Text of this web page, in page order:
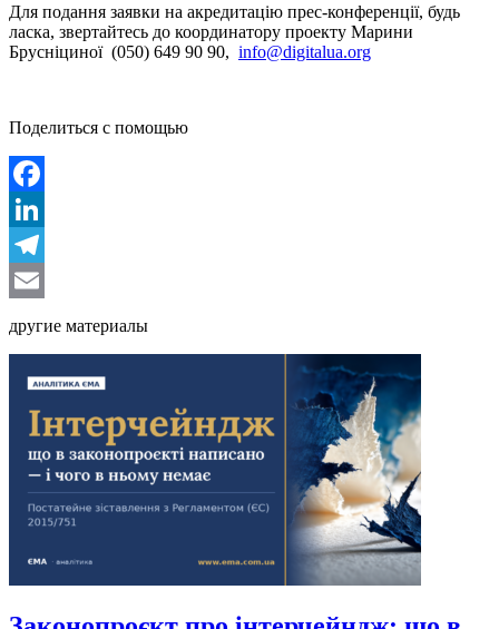
Для подання заявки на акредитацію прес-конференції, будь
ласка, звертайтесь до координатору проекту Марини
Брусніциної (050) 649 90 90, info@digitalua.org
Поделиться с помощью
Facebook
LinkedIn
Telegram
другие материалы